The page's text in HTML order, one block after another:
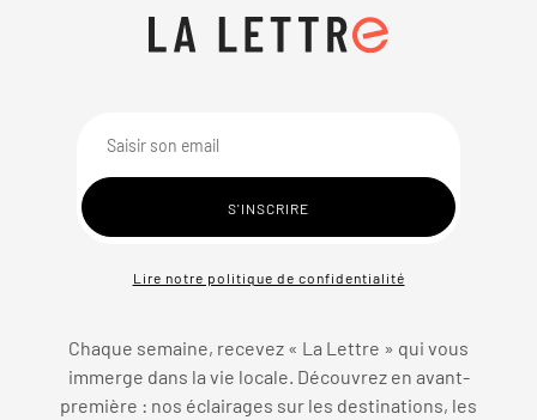
Lire notre politique de confidentialité
Chaque semaine, recevez « La Lettre » qui vous
immerge dans la vie locale. Découvrez en avant-
première : nos éclairages sur les destinations, les